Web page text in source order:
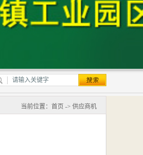
当前位置： 首页 -> 供应商机